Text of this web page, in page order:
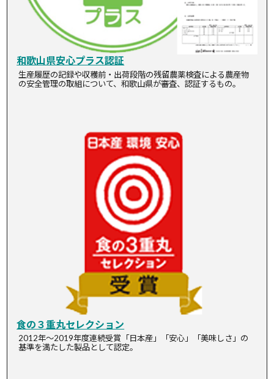
和歌山県安心プラス認証
生産履歴の記録や収穫前・出荷段階の残留農薬検査による農産物
の安全管理の取組について、和歌山県が審査、認証するもの。
食の３重丸セレクション
2012年～2019年度連続受賞「日本産」「安心」「美味しさ」の
基準を満たした製品として認定。